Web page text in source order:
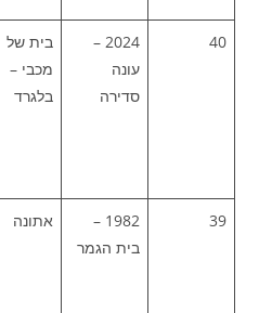
40
2024 –
עונה
סדירה
בית של
מכבי –
בלגרד
39
1982 –
בית הגמר
אתונה